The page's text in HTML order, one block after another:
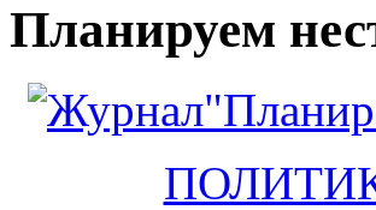
Планируем